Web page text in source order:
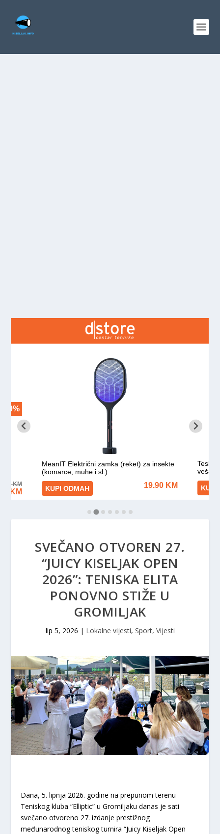
SVEČANO OTVOREN 27.
“JUICY KISELJAK OPEN
2026”: TENISKA ELITA
PONOVNO STIŽE U
GROMILJAK
lip 5, 2026 | Lokalne vijesti, Sport, Vijesti
Dana, 5. lipnja 2026. godine na prepunom terenu
Teniskog kluba “Elliptic” u Gromiljaku danas je sati
svečano otvoreno 27. izdanje prestižnog
međunarodnog teniskog turnira“Juicy Kiseljak Open